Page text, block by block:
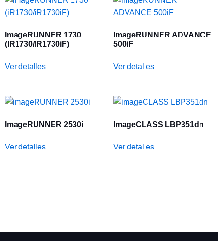
ImageRUNNER 1730
(iR1730/iR1730iF)
Ver detalles
ImageRUNNER ADVANCE
500iF
Ver detalles
ImageRUNNER 2530i
Ver detalles
ImageCLASS LBP351dn
Ver detalles